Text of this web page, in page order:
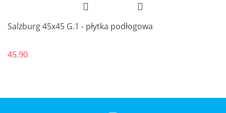
Salzburg 45x45 G.1 - płytka podłogowa
45.90